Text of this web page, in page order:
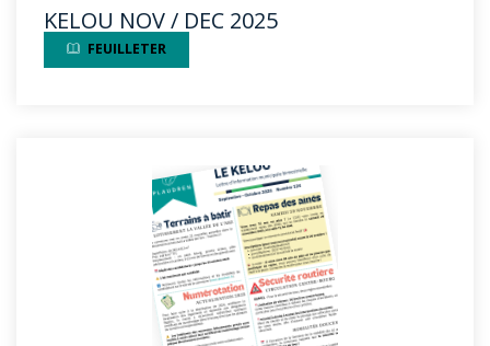
KELOU NOV / DEC 2025
FEUILLETER